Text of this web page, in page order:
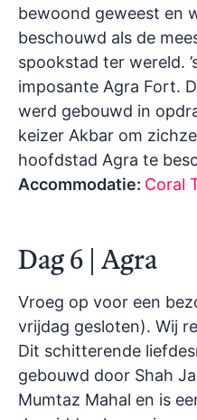
bewoond geweest en
beschouwd als de
spookstad ter wereld.
imposante Agra Fort.
werd gebouwd in
keizer Akbar om
hoofdstad Agra te
Accommodatie: Coral
Dag 6 | Agra
Vroeg op voor een
vrijdag gesloten). Wij
Dit schitterende
gebouwd door Shah
Mumtaz Mahal en is